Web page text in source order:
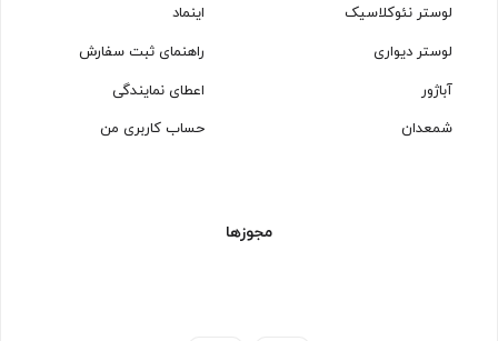
لوستر نئوکلاسیک
لوستر دیواری
آباژور
شمعدان
اینماد
راهنمای ثبت سفارش
اعطای نمایندگی
حساب کاربری من
مجوزها